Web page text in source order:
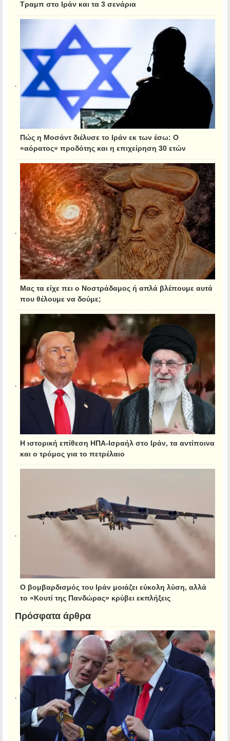
Τραμπ στο Ιράν και τα 3 σενάρια
Πώς η Μοσάντ διέλυσε το Ιράν εκ των έσω: Ο
«αόρατος» προδότης και η επιχείρηση 30 ετών
Μας τα είχε πει ο Νοστράδαμος ή απλά βλέπουμε αυτά
που θέλουμε να δούμε;
Η ιστορική επίθεση ΗΠΑ-Ισραήλ στο Ιράν, τα αντίποινα
και ο τρόμος για το πετρέλαιο
Ο βομβαρδισμός του Ιράν μοιάζει εύκολη λύση, αλλά
το «Κουτί της Πανδώρας» κρύβει εκπλήξεις
Πρόσφατα άρθρα